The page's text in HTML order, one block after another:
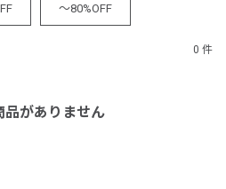
～80%OFF
0 件
品がありません